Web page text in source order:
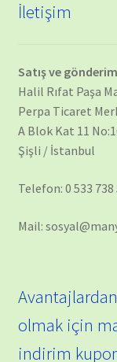
İletişim
Satış ve
Halil Rıfat Paşa
Perpa Ticaret
A Blok Kat 11
Şişli / İstanbul
Telefon: 0 533 738
Mail:
olmak için
indirim